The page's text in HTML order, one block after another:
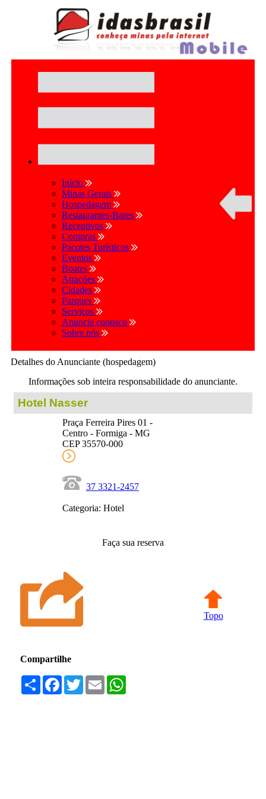
Início
Minas Gerais
Hospedagem
Restaurantes-Bares
Receptivos
Compras
Pacotes Turísticos
Eventos
Boates
Atrações
Cidades
Parques
Serviços
Anuncie conosco
Sobre nós
Detalhes do Anunciante (hospedagem)
Informações sob inteira responsabilidade do anunciante.
Hotel Nasser
Praça Ferreira Pires 01 -
Centro - Formiga - MG
CEP 35570-000
37 3321-2457
Categoria: Hotel
Faça sua reserva
Topo
Compartilhe
Compartilhar
Facebook
TwitterEmail